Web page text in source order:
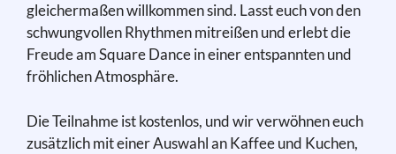
gleichermaßen willkommen sind. Lasst euch von den
schwungvollen Rhythmen mitreißen und erlebt die
Freude am Square Dance in einer entspannten und
fröhlichen Atmosphäre.
Die Teilnahme ist kostenlos, und wir verwöhnen euch
zusätzlich mit einer Auswahl an Kaffee und Kuchen,